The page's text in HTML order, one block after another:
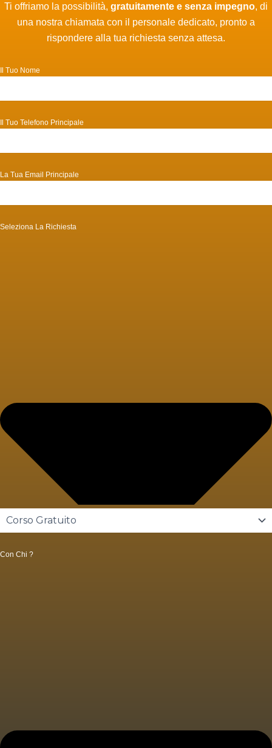
Ti offriamo la possibilità, gratuitamente e senza impegno, di
una nostra chiamata con il personale dedicato, pronto a
rispondere alla tua richiesta senza attesa.
Il Tuo Nome
Il Tuo Telefono Principale
La Tua Email Principale
Seleziona La Richiesta
Con Chi ?